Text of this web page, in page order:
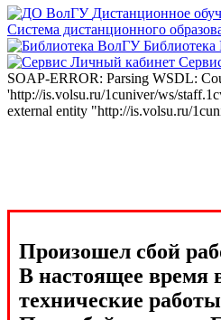
Дистанционное
Система дистанционного
SOAP-ERROR: Parsing WSDL:
'http://is.volsu.ru/1cuniver/ws/
external entity "http://is.volsu.ru/
Произошел сбой
В настоящее время
технические